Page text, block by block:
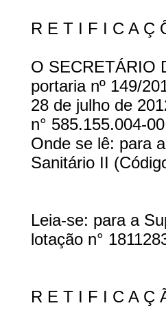
R E T I F I C A Ç
O SECRETÁRIO
portaria nº 149/
28 de julho de
n° 585.155.004-
Onde se lê: para
Sanitário II
Leia-se: para a
lotação n°
R E T I F I C A Ç